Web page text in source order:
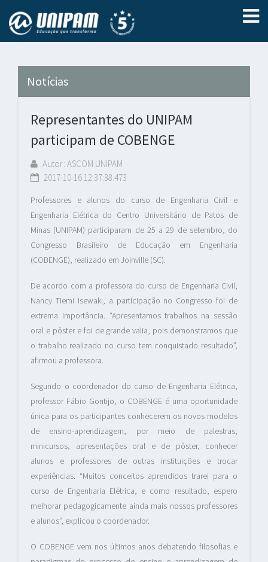
Notícias
Representantes do UNIPAM
participam de COBENGE
Autor: ASCOM UNIPAM
2017-10-16 12:37:38.473
Professores e alunos do curso de Engenharia Civil e
Engenharia Elétrica do Centro Universitário de Patos de
Minas (UNIPAM) participaram de 25 a 29 de setembro, do
Congresso Brasileiro de Educação em Engenharia
(COBENGE), realizado em Joinville (SC).
De acordo com a professora do curso de Engenharia Civil,
Nancy Tiemi Isewaki, a participação no Congresso foi de
extrema importância. “Apresentamos trabalhos na sessão
oral e pôster e foi de grande valia, pois demonstramos que
o trabalho realizado no curso tem conquistado resultado”,
afirmou a professora.
Segundo o coordenador do curso de Engenharia Elétrica,
professor Fábio Gontijo, o COBENGE é uma oportunidade
única para os participantes conhecerem os novos modelos
de ensino-aprendizagem, por meio de palestras,
minicursos, apresentações oral e de pôster, conhecer
alunos e professores de outras instituições e trocar
experiências. “Muitos conceitos aprendidos trarei para o
curso de Engenharia Elétrica, e como resultado, espero
melhorar pedagogicamente ainda mais nossos professores
e alunos”, explicou o coordenador.
O COBENGE vem nos últimos anos debatendo filosofias e